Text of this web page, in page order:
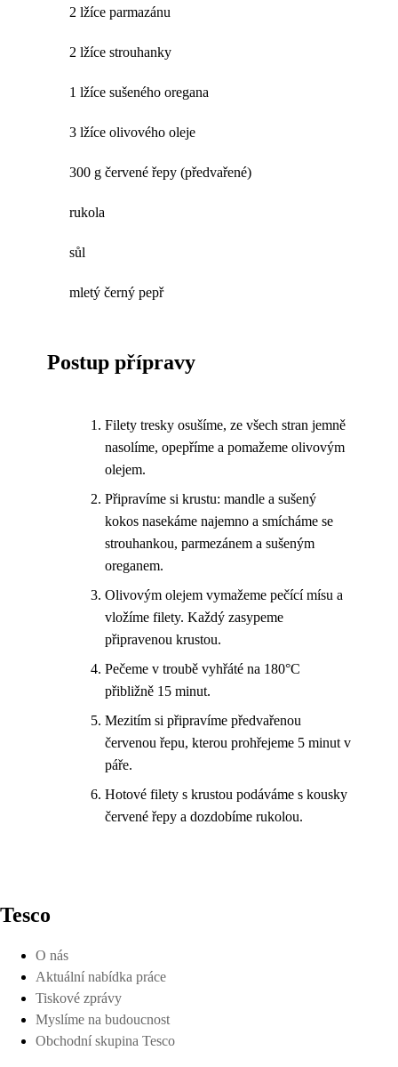
2 lžíce parmazánu
2 lžíce strouhanky
1 lžíce sušeného oregana
3 lžíce olivového oleje
300 g červené řepy (předvařené)
rukola
sůl
mletý černý pepř
Postup přípravy
Filety tresky osušíme, ze všech stran jemně
nasolíme, opepříme a pomažeme olivovým
olejem.
Připravíme si krustu: mandle a sušený
kokos nasekáme najemno a smícháme se
strouhankou, parmezánem a sušeným
oreganem.
Olivovým olejem vymažeme pečící mísu a
vložíme filety. Každý zasypeme
připravenou krustou.
Pečeme v troubě vyhřáté na 180°C
přibližně 15 minut.
Mezitím si připravíme předvařenou
červenou řepu, kterou prohřejeme 5 minut v
páře.
Hotové filety s krustou podáváme s kousky
červené řepy a dozdobíme rukolou.
Tesco
O nás
Aktuální nabídka práce
Tiskové zprávy
Myslíme na budoucnost
Obchodní skupina Tesco